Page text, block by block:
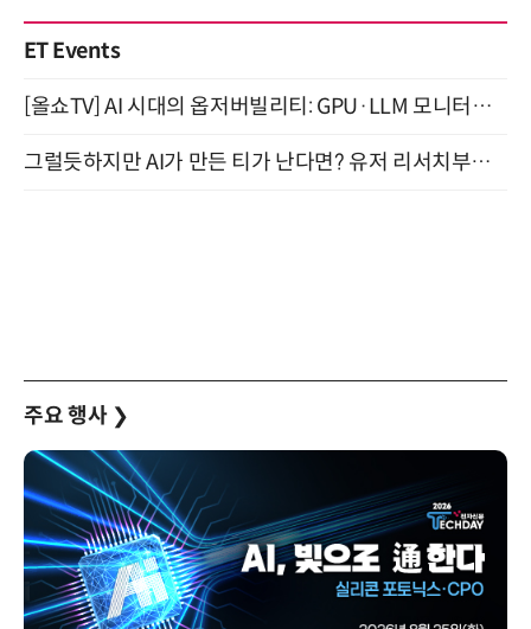
ET Events
[올쇼TV] AI 시대의 옵저버빌리티: GPU·LLM 모니터링부터 AI 기반 장애 대응까지 (8/11 생방송)
그럴듯하지만 AI가 만든 티가 난다면? 유저 리서치부터 배포까지! (9/15)
주요 행사 ❯